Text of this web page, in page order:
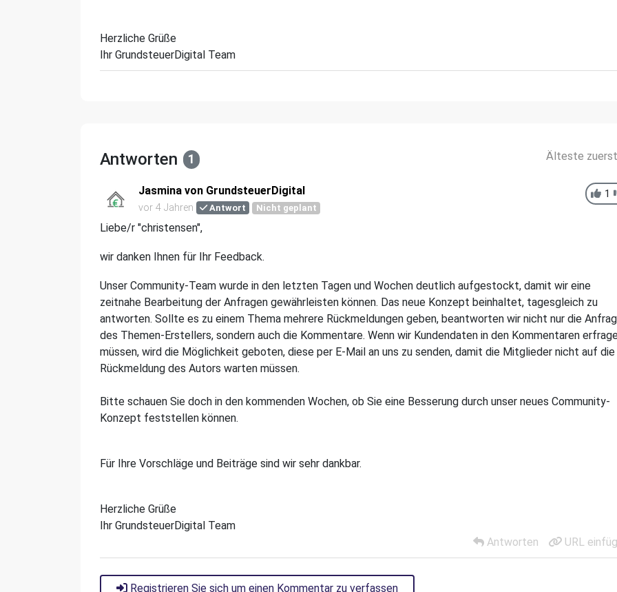
Herzliche Grüße
Ihr GrundsteuerDigital Team
Antworten 1 Älteste
1
Jasmina von GrundsteuerDigital
vor 4 Jahren Antwort Nicht geplant
Liebe/r "christensen",
wir danken Ihnen für Ihr Feedback.
Unser Community-Team wurde in den letzten Tagen und Wochen deutlich aufgestockt, damit wir eine
zeitnahe Bearbeitung der Anfragen gewährleisten können. Das neue Konzept beinhaltet, tagesgleich zu
antworten. Sollte es zu einem Thema mehrere Rückmeldungen geben, beantworten wir nicht nur die
des Themen-Erstellers, sondern auch die Kommentare. Wenn wir Kundendaten in den Kommentaren
müssen, wird die Möglichkeit geboten, diese per E-Mail an uns zu senden, damit die Mitglieder nicht auf die
Rückmeldung des Autors warten müssen.
Bitte schauen Sie doch in den kommenden Wochen, ob Sie eine Besserung durch unser neues Community-
Konzept feststellen können.
Für Ihre Vorschläge und Beiträge sind wir sehr dankbar.
Herzliche Grüße
Ihr GrundsteuerDigital Team
Antworten
URL
Registrieren Sie sich um einen Kommentar zu verfassen